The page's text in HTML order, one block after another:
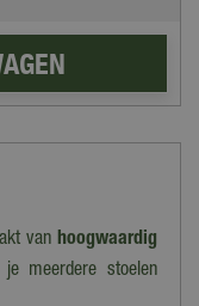
vanhoogwaardig
meerdere stoelen